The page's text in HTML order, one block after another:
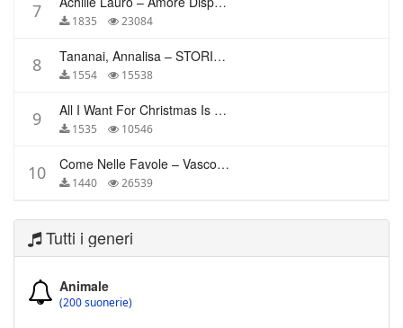
7 1835 23084
8 Tananai, Annalisa – STORIE BREVI
1554 15538
9 All I Want For Christmas Is You – Mariah Carey
1535 10546
10 Come Nelle Favole – Vasco Rossi
1440 26539
Tutti i generi
Animale
(200 suonerie)